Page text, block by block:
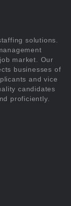
solutions.
market. Our
businesses of
and vice
candidates
proficiently.